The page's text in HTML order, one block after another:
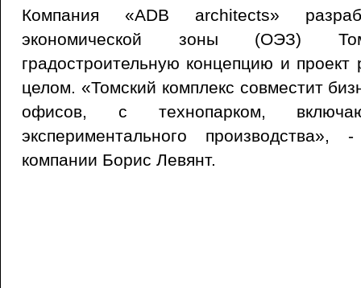
Компания «ADB architects»
экономической зоны (ОЭЗ)
градостроительную концепцию и проект
целом. «Томский комплекс совместит
офисов, с технопарком,
экспериментального производства»,
компании Борис Левянт.